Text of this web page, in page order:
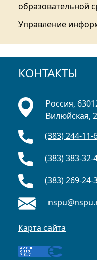
образовательной
Управление
КОНТАКТЫ
Россия,
Вилюйская,
(383) 244-
(383) 383-
(383) 269-
Карта сайта